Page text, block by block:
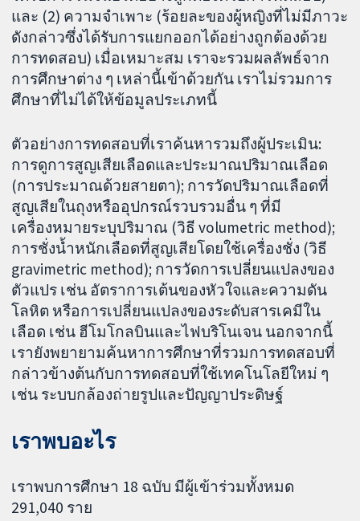
และ (2) ความจำเพาะ (ร้อยละของผู้หญิงที่ไม่มีภาวะ
ดังกล่าวซึ่งได้รับการแยกออกได้อย่างถูกต้องด้วย
การทดสอบ) เมื่อเหมาะสม เราจะรวมผลลัพธ์จาก
การศึกษาต่าง ๆ เหล่านี้เข้าด้วยกัน เราไม่รวมการ
ศึกษาที่ไม่ได้ให้ข้อมูลประเภทนี้
ตัวอย่างการทดสอบที่เราค้นหารวมถึงผู้ประเมิน:
การดูการสูญเสียเลือดและประมาณปริมาณเลือด
(การประมาณด้วยสายตา); การวัดปริมาณเลือดที่
สูญเสียในถุงหรืออุปกรณ์รวบรวมอื่น ๆ ที่มี
เครื่องหมายระบุปริมาณ (วิธี volumetric method);
การชั่งน้ำหนักเลือดที่สูญเสียโดยใช้เครื่องชั่ง (วิธี
gravimetric method); การวัดการเปลี่ยนแปลงของ
ตัวแปร เช่น อัตราการเต้นของหัวใจและความดัน
โลหิต หรือการเปลี่ยนแปลงของระดับสารเคมีใน
เลือด เช่น ฮีโมโกลบินและไฟบริโนเจน นอกจากนี้
เรายังพยายามค้นหาการศึกษาที่รวมการทดสอบที่
กล่าวข้างต้นกับการทดสอบที่ใช้เทคโนโลยีใหม่ ๆ
เช่น ระบบกล้องถ่ายรูปและปัญญาประดิษฐ์
เราพบอะไร
เราพบการศึกษา 18 ฉบับ มีผู้เข้าร่วมทั้งหมด
291,040 ราย